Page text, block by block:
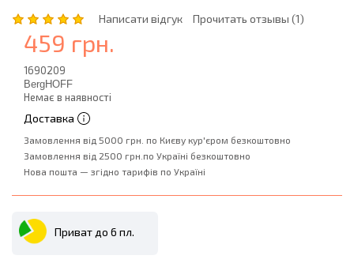
Написати відгук Прочитать отзывы (1)
459 грн.
1690209
BergHOFF
Немає в наявності
Доставка
Замовлення від 5000 грн. по Києву кур'єром безкоштовно
Замовлення від 2500 грн.по Україні безкоштовно
Нова пошта — згідно тарифів по Україні
Приват до 6 пл.